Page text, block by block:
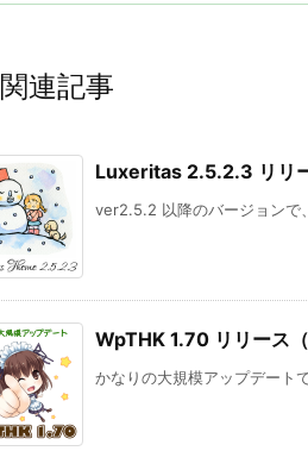
関連記事
Luxeritas 2.5.2.3 リリ
ver2.5.2 以降のバージョンで
WpTHK 1.70 リリース
かなりの大規模アップデート